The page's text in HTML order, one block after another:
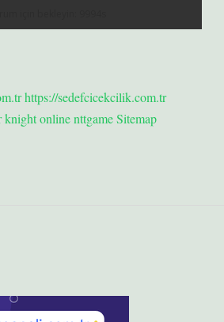
https://sedefcicekcilik.com.tr
knight onlinenttgameSitemap